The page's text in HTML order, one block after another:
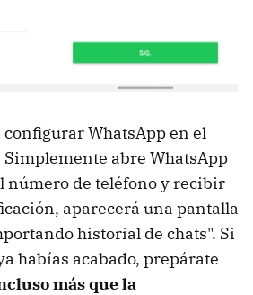
WhatsApp en el
abre WhatsApp
número de teléfono y recibir
aparecerá una pantalla
historial de chats". Si
habías acabado, prepárate
más que la